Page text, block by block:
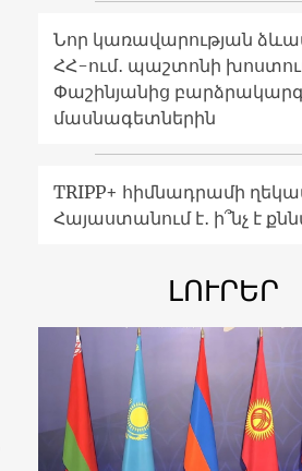
Նոր կառավարության
ՀՀ-ում․ պաշտոնի
Փաշինյանից բարձրակարգ
մասնագետներին
TRIPP+ հիմնադրամի
Հայաստանում է․ ի՞նչ է
ԼՈՒՐԵՐ